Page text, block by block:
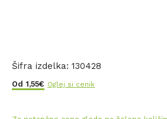
Šifra izdelka: 130428
Od 1,55€ Oglej si cenik